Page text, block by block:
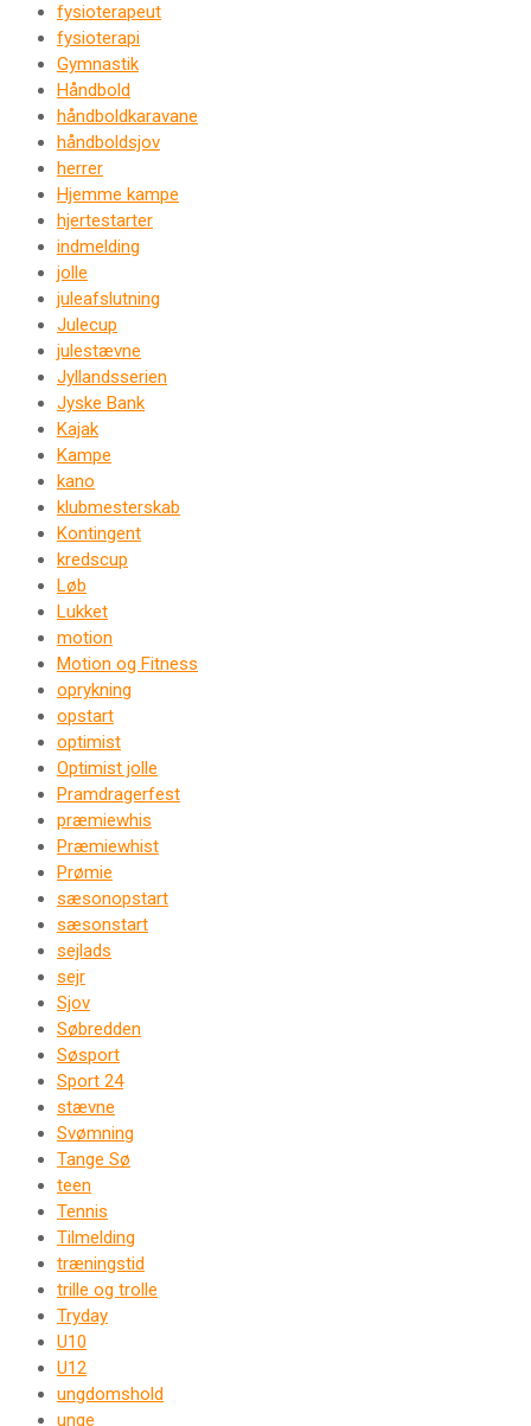
fysioterapeut
fysioterapi
Gymnastik
Håndbold
håndboldkaravane
håndboldsjov
herrer
Hjemme kampe
hjertestarter
indmelding
jolle
juleafslutning
Julecup
julestævne
Jyllandsserien
Jyske Bank
Kajak
Kampe
kano
klubmesterskab
Kontingent
kredscup
Løb
Lukket
motion
Motion og Fitness
oprykning
opstart
optimist
Optimist jolle
Pramdragerfest
præmiewhis
Præmiewhist
Prømie
sæsonopstart
sæsonstart
sejlads
sejr
Sjov
Søbredden
Søsport
Sport 24
stævne
Svømning
Tange Sø
teen
Tennis
Tilmelding
træningstid
trille og trolle
Tryday
U10
U12
ungdomshold
unge